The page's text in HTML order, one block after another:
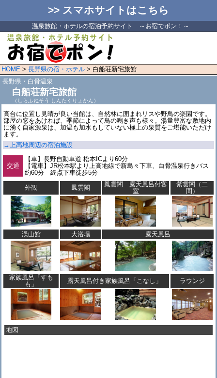
>> スマホサイトはこちら
温泉旅館・ホテルの宿泊予約サイト ～お宿でポン！～
HOME > 長野県の宿・ホテル > 白船荘新宅旅館
長野県・白骨温泉
白船荘新宅旅館
（しらふねそう しんたくりょかん）
高台に位置し見晴が良い当館は、自然林に囲まれリスや野鳥の楽園です。
部屋の窓をあければ、季節によって鳥の鳴き声も様々。湯量豊富な敷地内
に湧く自家源泉は、加温も加水もしていない極上の泉質をご堪能いただけ
ます。
→上高地周辺の宿泊施設
交通
【車】長野自動車道 松本ICより60分
【電車】JR松本駅より上高地線で新島々下車、白骨温泉行きバス
約60分 終点下車徒歩5分
外観 鳳雲閣
鳳雲閣 露天風呂付客
室
紫雲閣（二
間）
渓山館 大浴場 露天風呂
家族風呂「すも
も」
露天風呂付き家族風呂「こなし」 ラウンジ
地図